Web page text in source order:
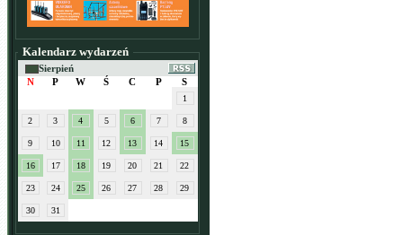
Kalendarz wydarzeń
Sierpień
N
P W Ś C P S
1
2 3 4 5 6 7 8
9 10 11 12 13 14 15
16 17 18 19 20 21 22
23 24 25 26 27 28 29
30 31